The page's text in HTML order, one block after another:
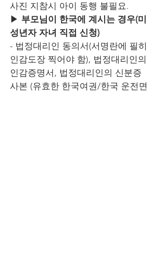
사진 지참시 아이 동행 불필요.
▶ 부모님이 한국에 계시는 경우(미
성년자 자녀 직접 신청)
- 법정대리인 동의서(서명란에 필히
인감도장 찍어야 함), 법정대리인의
인감증명서, 법정대리인의 신분증
사본 (유효한 한국여권/한국 운전면